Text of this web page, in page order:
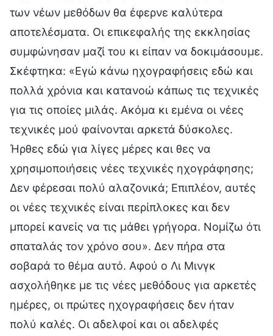
των νέων μεθόδων θα έφερνε καλύτερα
αποτελέσματα. Οι επικεφαλής της εκκλησίας
συμφώνησαν μαζί του κι είπαν να δοκιμάσουμε.
Σκέφτηκα: «Εγώ κάνω ηχογραφήσεις εδώ και
πολλά χρόνια και κατανοώ κάπως τις τεχνικές
για τις οποίες μιλάς. Ακόμα κι εμένα οι νέες
τεχνικές μού φαίνονται αρκετά δύσκολες.
Ήρθες εδώ για λίγες μέρες και θες να
χρησιμοποιήσεις νέες τεχνικές ηχογράφησης;
Δεν φέρεσαι πολύ αλαζονικά; Επιπλέον, αυτές
οι νέες τεχνικές είναι περίπλοκες και δεν
μπορεί κανείς να τις μάθει γρήγορα. Νομίζω ότι
σπαταλάς τον χρόνο σου». Δεν πήρα στα
σοβαρά το θέμα αυτό. Αφού ο Λι Μινγκ
ασχολήθηκε με τις νέες μεθόδους για αρκετές
ημέρες, οι πρώτες ηχογραφήσεις δεν ήταν
πολύ καλές. Οι αδελφοί και οι αδελφές